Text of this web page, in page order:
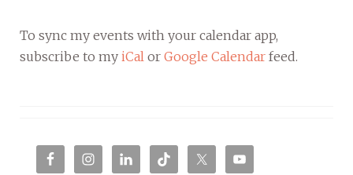
To sync my events with your calendar app,
subscribe to my iCal or Google Calendar feed.